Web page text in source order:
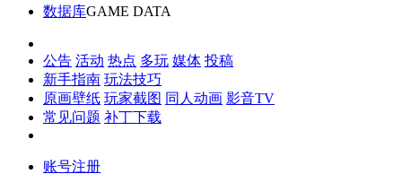
数据库GAME DATA
公告 活动 热点 多玩 媒体 投稿
新手指南 玩法技巧
原画壁纸 玩家截图 同人动画 影音TV
常见问题 补丁下载
账号注册